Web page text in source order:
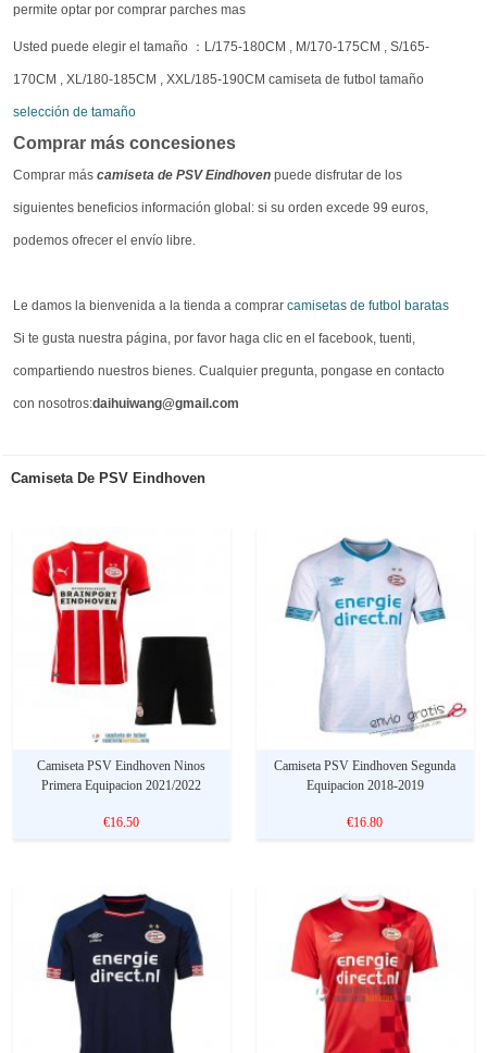
permite optar por comprar parches mas
Usted puede elegir el tamaño ：L/175-180CM , M/170-175CM , S/165-
170CM , XL/180-185CM , XXL/185-190CM camiseta de futbol tamaño
selección de tamaño
Comprar más concesiones
Comprar más camiseta de PSV Eindhoven puede disfrutar de los
siguientes beneficios información global: si su orden excede 99 euros,
podemos ofrecer el envío libre.
Le damos la bienvenida a la tienda a comprar camisetas de futbol baratas
Si te gusta nuestra página, por favor haga clic en el facebook, tuenti,
compartiendo nuestros bienes. Cualquier pregunta, pongase en contacto
con nosotros:daihuiwang@gmail.com
Camiseta De PSV Eindhoven
Camiseta PSV Eindhoven Ninos
Primera Equipacion 2021/2022
€16.50
Camiseta PSV Eindhoven Segunda
Equipacion 2018-2019
€16.80